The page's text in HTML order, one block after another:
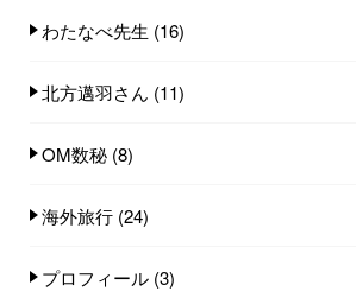
わたなべ先生 (16)
北方邁羽さん (11)
OM数秘 (8)
海外旅行 (24)
プロフィール (3)